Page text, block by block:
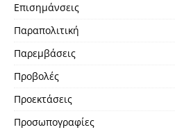
Επισημάνσεις
Παραπολιτική
Παρεμβάσεις
Προβολές
Προεκτάσεις
Προσωπογραφίες